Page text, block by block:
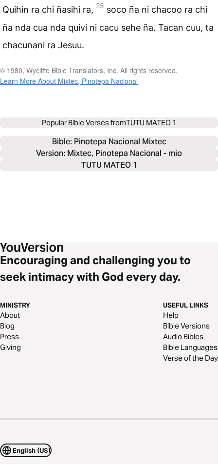
Quihin ra chi ñasihi ra, 25 soco ña ni chacoo ra chi
ña nda cua nda quivi ni cacu sehe ña. Tacan cuu, ta
chacunani ra Jesuu.
© 1980, Wycliffe Bible Translators, Inc. All rights reserved.
Learn More About Mixtec, Pinotepa Nacional
Popular Bible Verses fromTUTU MATEO 1
Bible: Pinotepa Nacional Mixtec
Version: Mixtec, Pinotepa Nacional - mio
TUTU MATEO 1
Encouraging and challenging you to
seek intimacy with God every day.
MINISTRY
About
Blog
Press
Giving
USEFUL LINKS
Help
Bible Versions
Audio Bibles
Bible Languages
Verse of the Day
English (US)